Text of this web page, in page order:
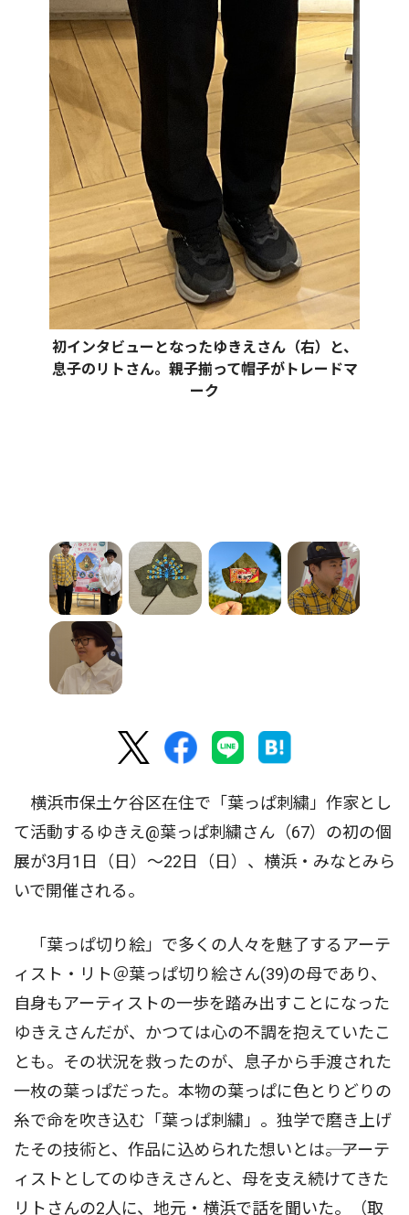
初インタビューとなったゆきえさん（右）と、
息子のリトさん。親子揃って帽子がトレードマ
ーク
横浜市保土ケ谷区在住で「葉っぱ刺繍」作家とし
て活動するゆきえ@葉っぱ刺繍さん（67）の初の個
展が3月1日（日）〜22日（日）、横浜・みなとみら
いで開催される。
「葉っぱ切り絵」で多くの人々を魅了するアーテ
ィスト・リト＠葉っぱ切り絵さん(39)の母であり、
自身もアーティストの一歩を踏み出すことになった
ゆきえさんだが、かつては心の不調を抱えていたこ
とも。その状況を救ったのが、息子から手渡された
一枚の葉っぱだった。本物の葉っぱに色とりどりの
糸で命を吹き込む「葉っぱ刺繍」。独学で磨き上げ
たその技術と、作品に込められた想いとは――。アーテ
ィストとしてのゆきえさんと、母を支え続けてきた
リトさんの2人に、地元・横浜で話を聞いた。（取